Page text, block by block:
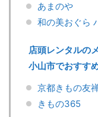
あまのや
和の美おぐら
店頭レンタルの
小山市でおすす
京都きもの友
きもの365